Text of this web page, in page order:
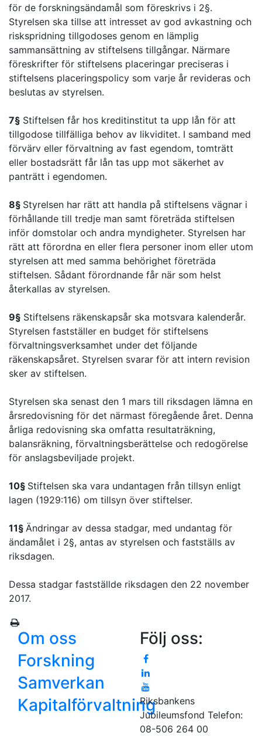
för de forskningsändamål som föreskrivs i 2§.
Styrelsen ska tillse att intresset av god avkastning och
riskspridning tillgodoses genom en lämplig
sammansättning av stiftelsens tillgångar. Närmare
föreskrifter för stiftelsens placeringar preciseras i
stiftelsens placeringspolicy som varje år revideras och
beslutas av styrelsen.
7§ Stiftelsen får hos kreditinstitut ta upp lån för att
tillgodose tillfälliga behov av likviditet. I samband med
förvärv eller förvaltning av fast egendom, tomträtt
eller bostadsrätt får lån tas upp mot säkerhet av
panträtt i egendomen.
8§ Styrelsen har rätt att handla på stiftelsens vägnar i
förhållande till tredje man samt företräda stiftelsen
inför domstolar och andra myndigheter. Styrelsen har
rätt att förordna en eller flera personer inom eller utom
styrelsen att med samma behörighet företräda
stiftelsen. Sådant förordnande får när som helst
återkallas av styrelsen.
9§ Stiftelsens räkenskapsår ska motsvara kalenderår.
Styrelsen fastställer en budget för stiftelsens
förvaltningsverksamhet under det följande
räkenskapsåret. Styrelsen svarar för att intern revision
sker av stiftelsen.
Styrelsen ska senast den 1 mars till riksdagen lämna en
årsredovisning för det närmast föregående året. Denna
årliga redovisning ska omfatta resultaträkning,
balansräkning, förvaltningsberättelse och redogörelse
för anslagsbeviljade projekt.
10§ Stiftelsen ska vara undantagen från tillsyn enligt
lagen (1929:116) om tillsyn över stiftelser.
11§ Ändringar av dessa stadgar, med undantag för
ändamålet i 2§, antas av styrelsen och fastställs av
riksdagen.
Dessa stadgar fastställde riksdagen den 22 november
2017.
Om oss
Forskning
Samverkan
Kapitalförvaltning
Följ oss:
Riksbankens
Jubileumsfond Telefon:
08-506 264 00